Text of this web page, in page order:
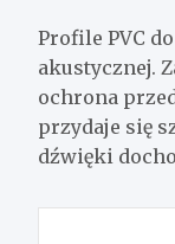
Profile PVC
akustycznej.
ochrona
przydaje się
dźwięki